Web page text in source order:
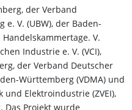
der Verband
V. (UBW), der Baden-
V.
Industrie e. V. (VCI),
der Verband Deutscher
Württemberg (VDMA) und
Elektroindustrie (ZVEI),
Das Projekt wurde